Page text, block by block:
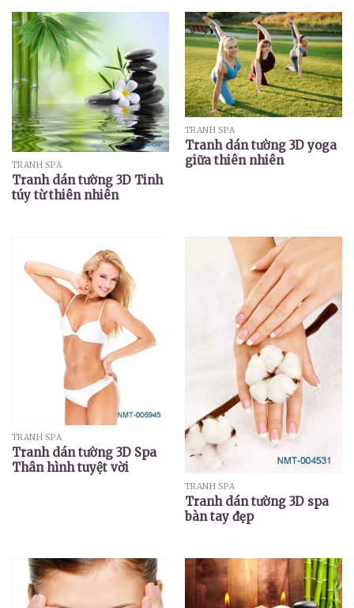
TRANH SPA
Tranh dán tường 3D Tinh
túy từ thiên nhiên
TRANH SPA
Tranh dán tường 3D yoga
giữa thiên nhiên
TRANH SPA
Tranh dán tường 3D Spa
Thân hình tuyệt vời
TRANH SPA
Tranh dán tường 3D spa
bàn tay đẹp